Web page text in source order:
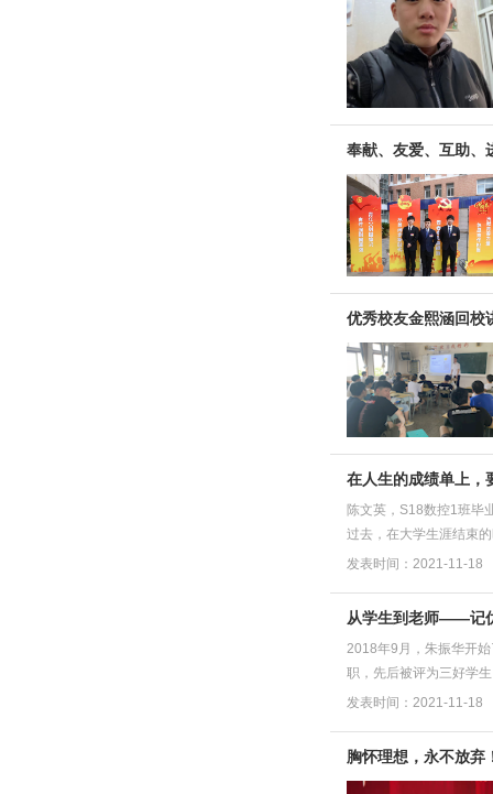
奉献、友爱、互助
优秀校友金熙涵回校
在人生的成绩单上，
陈文英，S18数控1班毕
过去，在大学生涯结束
发表时间：2021-11-18
从学生到老师——记
2018年9月，朱振华开
职，先后被评为三好学
三...
发表时间：2021-11-18
胸怀理想，永不放弃